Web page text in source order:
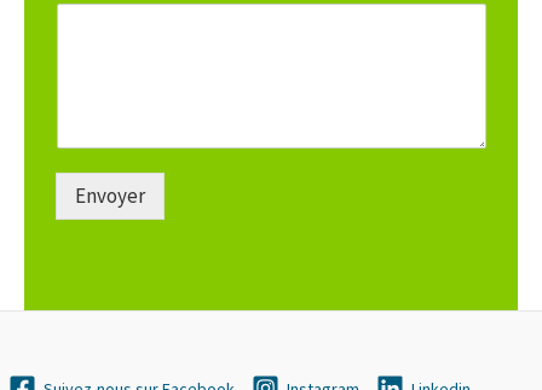
Envoyer